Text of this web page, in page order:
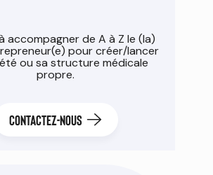
accompagner de A à Z le (la)
pour créer/lancer
ou sa structure médicale
propre.
CONTACTEZ-NOUS